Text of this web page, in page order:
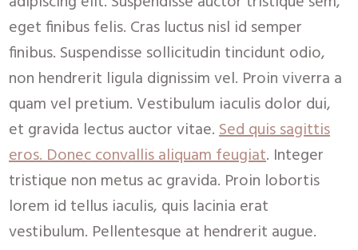
eget finibus felis. Cras luctus nisl id semper
finibus. Suspendisse sollicitudin tincidunt odio,
non hendrerit ligula dignissim vel. Proin viverra a
quam vel pretium. Vestibulum iaculis dolor dui,
et gravida lectus auctor vitae.Sed quis sagittis
eros. Donec convallis aliquam feugiat. Integer
tristique non metus ac gravida. Proin lobortis
lorem id tellus iaculis, quis lacinia erat
vestibulum. Pellentesque at hendrerit augue.